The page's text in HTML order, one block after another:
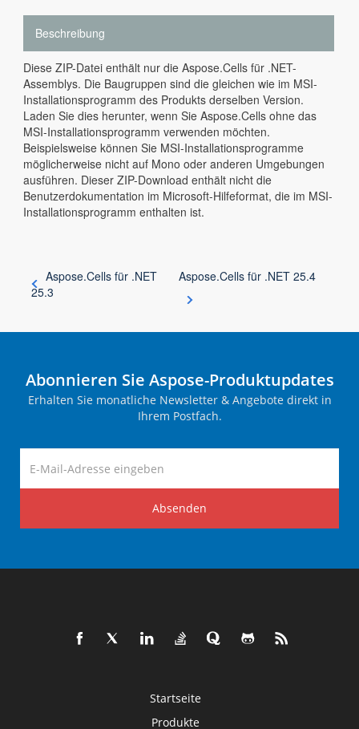
Beschreibung
Diese ZIP-Datei enthält nur die Aspose.Cells für .NET-
Assemblys. Die Baugruppen sind die gleichen wie im MSI-
Installationsprogramm des Produkts derselben Version.
Laden Sie dies herunter, wenn Sie Aspose.Cells ohne das
MSI-Installationsprogramm verwenden möchten.
Beispielsweise können Sie MSI-Installationsprogramme
möglicherweise nicht auf Mono oder anderen Umgebungen
ausführen. Dieser ZIP-Download enthält nicht die
Benutzerdokumentation im Microsoft-Hilfeformat, die im MSI-
Installationsprogramm enthalten ist.
Aspose.Cells für .NET
25.3
Aspose.Cells für .NET 25.4
Abonnieren Sie Aspose-Produktupdates
Erhalten Sie monatliche Newsletter & Angebote direkt in
Ihrem Postfach.
Absenden
Startseite
Produkte